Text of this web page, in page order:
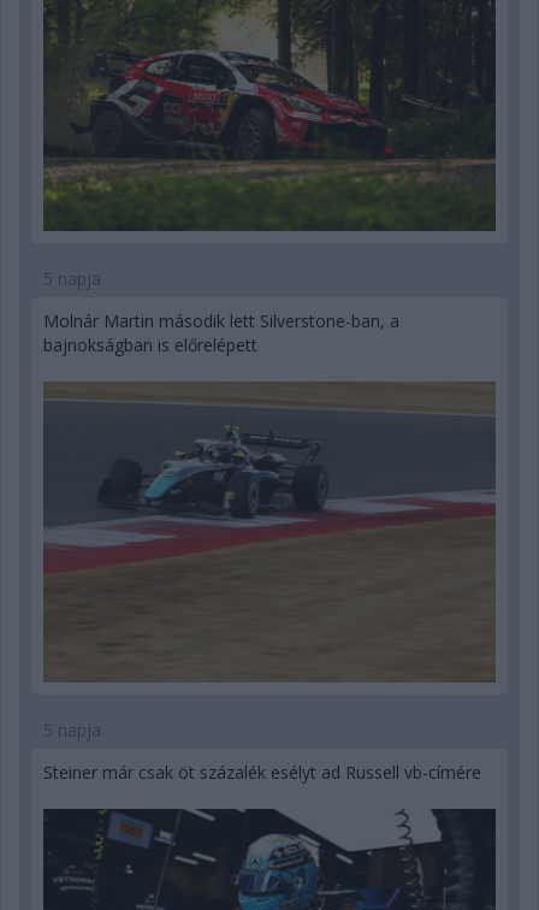
5 napja
Molnár Martin második lett Silverstone-ban, a
bajnokságban is előrelépett
5 napja
Steiner már csak öt százalék esélyt ad Russell vb-címére